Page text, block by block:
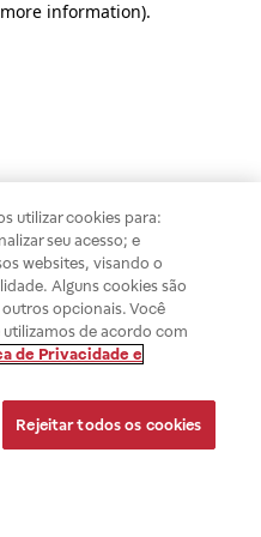
information).
utilizar cookies para:
seu acesso; e
websites, visando o
Alguns cookies são
opcionais. Você
de acordo com
de Privacidade e
Rejeitar todos os cookies